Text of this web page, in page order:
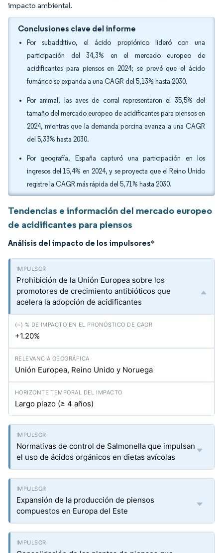
impacto ambiental.
Conclusiones clave del informe
Por subadditivo, el ácido propiónico lideró con una
participación del 34,3% en el mercado europeo de
acidificantes para piensos en 2024; se prevé que el ácido
fumárico se expanda a una CAGR del 5,13% hasta 2030.
Por animal, las aves de corral representaron el 35,5% del
tamaño del mercado europeo de acidificantes para piensos en
2024, mientras que la demanda porcina avanza a una CAGR
del 5,33% hasta 2030.
Por geografía, España capturó una participación en los
ingresos del 15,4% en 2024, y se proyecta que el Reino Unido
registre la CAGR más rápida del 5,71% hasta 2030.
Tendencias e información del mercado europeo
de acidificantes para piensos
Análisis del impacto de los impulsores*
Prohibición de la Unión Europea sobre los
promotores de crecimiento antibióticos que
acelera la adopción de acidificantes
+1.20%
Unión Europea, Reino Unido y Noruega
Largo plazo (≥ 4 años)
Normativas de control de Salmonella que impulsan
el uso de ácidos orgánicos en dietas avícolas
Expansión de la producción de piensos
compuestos en Europa del Este